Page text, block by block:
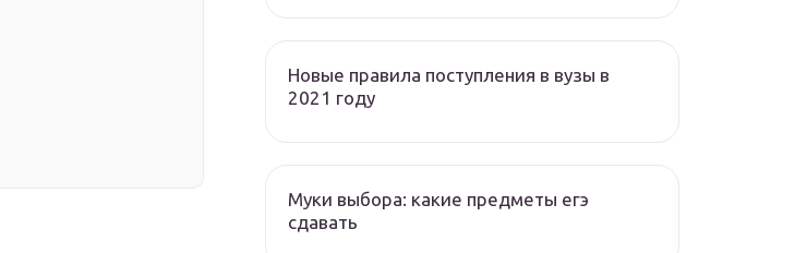
Новые правила поступления в вузы в
2021 году
Муки выбора: какие предметы егэ
сдавать